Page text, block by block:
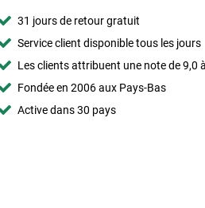
31 jours de retour gratuit
Service client disponible tous les jours
Les clients attribuent une note de 9,0
Fondée en 2006 aux Pays-Bas
Active dans 30 pays